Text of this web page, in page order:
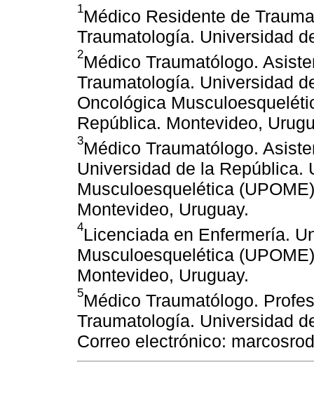
1Médico Residente de
Traumatología. Universidad
2Médico Traumatólogo.
Traumatología. Universidad
Oncológica
República. Montevideo,
3Médico Traumatólogo.
Universidad de la República.
Musculoesquelética
Montevideo, Uruguay.
4Licenciada en Enfermería.
Musculoesquelética
Montevideo, Uruguay.
5Médico Traumatólogo.
Traumatología. Universidad
Correo electrónico: